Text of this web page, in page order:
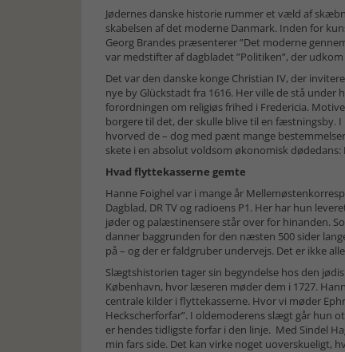
Jødernes danske historie rummer et væld af
skabelsen af det moderne Danmark. Inden for
Georg Brandes præsenterer ”Det moderne
var medstifter af dagbladet ”Politiken”, der udkom
Det var den danske konge Christian IV, der
nye by Glückstadt fra 1616. Her ville de stå under
forordningen om religiøs frihed i Fredericia.
borgere til det, der skulle blive til en fæstningsby.
hvorved de – dog med pænt mange
skete i en absolut voldsom økonomisk
Hvad flyttekasserne gemte
Hanne Foighel var i mange år
Dagblad, DR TV og radioens P1. Her har hun
jøder og palæstinensere står over for hinanden.
danner baggrunden for den næsten 500 sider
på – og der er faldgruber undervejs. Det er ikke
Slægtshistorien tager sin begyndelse hos den
København, hvor læseren møder dem i 1727.
centrale kilder i flyttekasserne. Hvor vi møder
Heckscherforfar”. I oldemoderens slægt går hun
er hendes tidligste forfar i den linje. Med Sindel
min fars side. Det kan virke noget uoverskueligt,